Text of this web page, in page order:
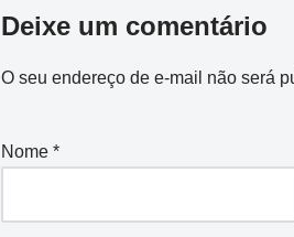
Deixe um comentário
O seu endereço de e-mail não será
Nome *